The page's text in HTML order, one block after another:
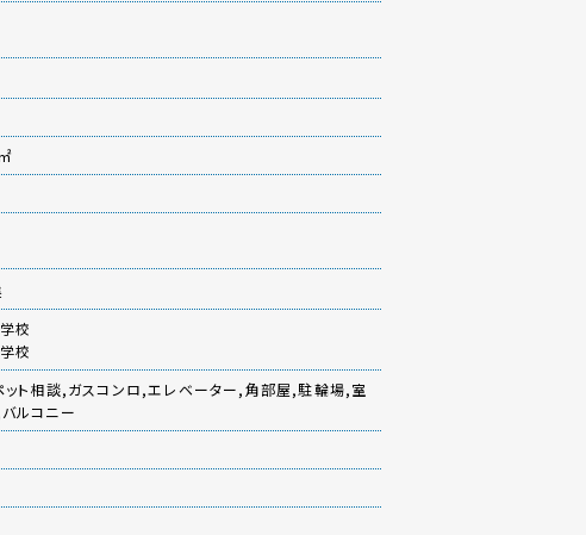
校
校
ト相談,ガスコンロ,エレベーター,角部屋,駐輪場,室
ルコニー